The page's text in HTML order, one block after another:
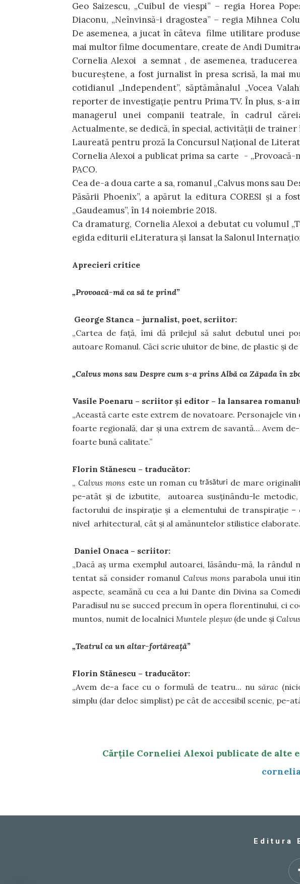
Cărțile Corneliei Alexoi publicate de alte
Geo Saizescu, „Cuibul de viespi” – regia Horea
Diaconu, „Neînvinsă-i dragostea” – regia Mihnea
De asemenea, a jucat în câteva filme utilitare
mai multor filme documentare, create de Andi
Cornelia Alexoi a semnat , de asemenea,
bucureștene, a fost jurnalist în presa scrisă, la mai
cotidianul „Independent”, săptămânalul „Vocea
reporter de investigație pentru Prima TV. În plus, s-a
managerul unei companii teatrale, în cadrul
Actualmente, se dedică, în special, activității de
Laureată pentru proză la Concursul Național de
Cornelia Alexoi a publicat prima sa carte -
PACO.
Cea de-a doua carte a sa, romanul „Calvus mons sau
Păsării Phoenix”, a apărut la editura CORESI și a
„Gaudeamus”, în 14 noiembrie 2018.
Ca dramaturg, Cornelia Alexoi a debutat cu volumul
egida editurii eLiteratura și lansat la Salonul
Aprecieri critice
„Provoacă-mă ca să te prind”
George Stanca – jurnalist, poet, scriitor:
„Cartea de față, îmi dă prilejul să salut debutul unei
autoare Romanul. Căci scrie uluitor de bine, de plastic și de
„Calvus mons sau Despre cum s-a prins Albă ca Zăpada în
Vasile Poenaru – scriitor și editor – la lansarea
„Această carte este extrem de novatoare. Personajele
foarte regională, dar și una extrem de savantă… Avem
foarte bună calitate.”
Florin Stănescu – traducător:
„Calvus mons este un roman cu trăsături de mare
pe-atât și de izbutite, autoarea susținându-le
factorului de inspirație și a elementului de transpirație
nivel arhitectural, cât și al amănuntelor stilistice
Daniel Onaca – scriitor:
„Dacă aș urma exemplul autoarei, lăsându-mă, la
tentat să consider romanul Calvus mons parabola unui
aspecte, seamănă cu cea a lui Dante din Divina sa
Paradisul nu se succed precum în opera florentinului, ci
muntos, numit de localnici Muntele pleșuv (de unde și
„Teatrul ca un altar-fortăreață”
Florin Stănescu – traducător:
„Avem de-a face cu o formulă de teatru... nusărac
simplu (dar deloc simplist) pe cât de accesibil scenic, pe-
E d i t u r a